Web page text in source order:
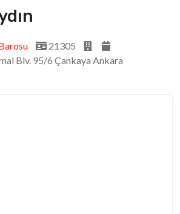
21305
Blv. 95/6 Çankaya Ankara